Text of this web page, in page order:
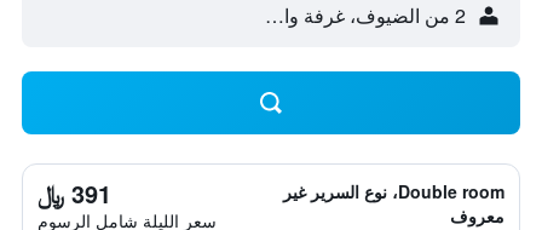
2 من الضيوف، غرفة واحدة
Double room، نوع السرير غير
معروف
391 ﷼
سعر الليلة شامل الرسوم